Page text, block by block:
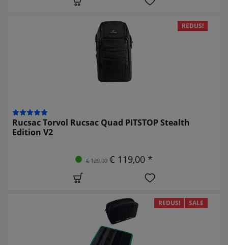
REDUS!
Rucsac Torvol Rucsac Quad PITSTOP Stealth
Edition V2
€ 129,00 € 119,00 *
REDUS! SALE